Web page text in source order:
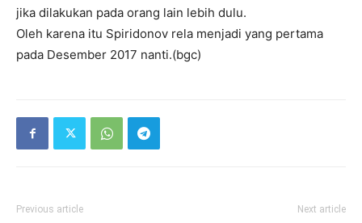
jika dilakukan pada orang lain lebih dulu.
Oleh karena itu Spiridonov rela menjadi yang pertama
pada Desember 2017 nanti.(bgc)
Previous article Next article